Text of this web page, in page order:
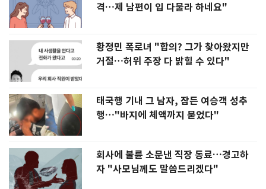
격…제 남편이 입 다물라 하네요"
황정민 폭로녀 "합의? 그가 찾아왔지만
거절…허위 주장 다 밝힐 수 있다"
태국행 기내 그 남자, 잠든 여승객 성추
행…"바지에 체액까지 묻었다"
회사에 불륜 소문낸 직장 동료…경고하
자 "사모님께도 말씀드리겠다"